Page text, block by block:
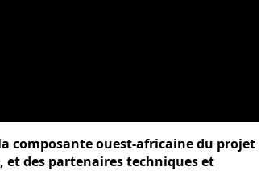
composante ouest-africaine du projet
et des partenaires techniques et